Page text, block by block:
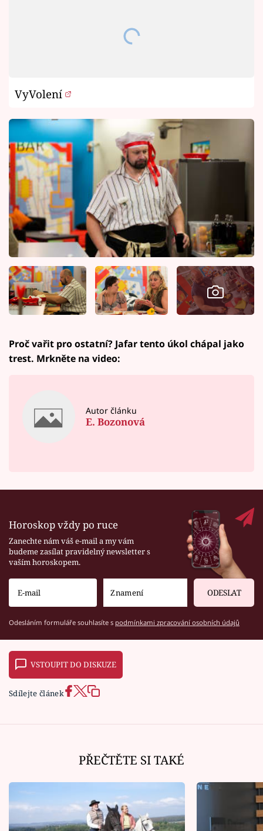
VyVolení
Proč vařit pro ostatní? Jafar tento úkol chápal jako
trest. Mrkněte na video:
Autor článku
E. Bozonová
Horoskop vždy po ruce
Zanechte nám váš e-mail a my vám
budeme zasílat pravidelný newsletter s
vaším horoskopem.
ODESLAT
Odesláním formuláře souhlasíte s podmínkami zpracování osobních údajů
VSTOUPIT DO DISKUZE
Sdílejte článek
PŘEČTĚTE SI TAKÉ